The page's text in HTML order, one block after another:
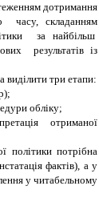
дотримання
часу, складанням
за найбільш
результатів із
виділити три етапи:
;
обліку;
отриманої
політики потрібна
фактів), а у
у читабельному